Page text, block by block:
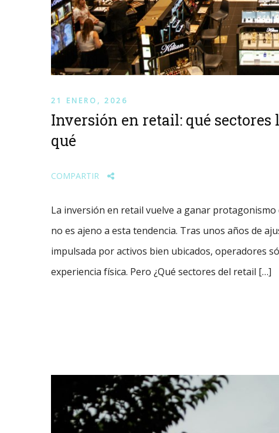
21 ENERO, 2026
Inversión en retail: qué
qué
COMPARTIR
La inversión en retail vuelve a ganar
no es ajeno a esta tendencia. Tras unos años de
impulsada por activos bien ubicados, operadores
experiencia física. Pero ¿Qué sectores del retail […]